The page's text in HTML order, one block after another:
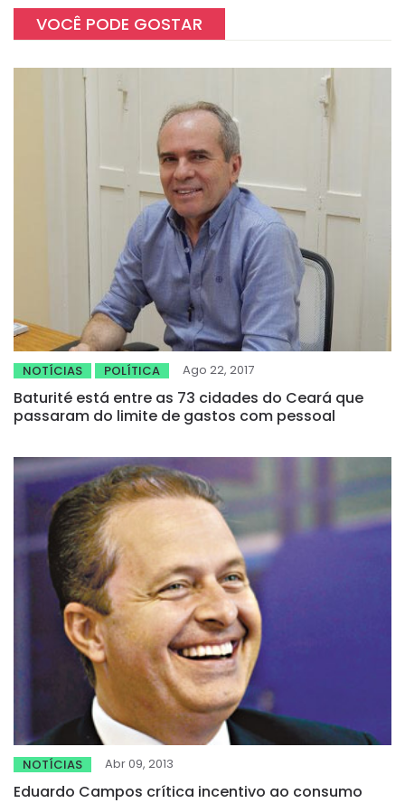
VOCÊ PODE GOSTAR
NOTÍCIAS POLÍTICA Ago 22, 2017
Baturité está entre as 73 cidades do Ceará que
passaram do limite de gastos com pessoal
NOTÍCIAS Abr 09, 2013
Eduardo Campos crítica incentivo ao consumo